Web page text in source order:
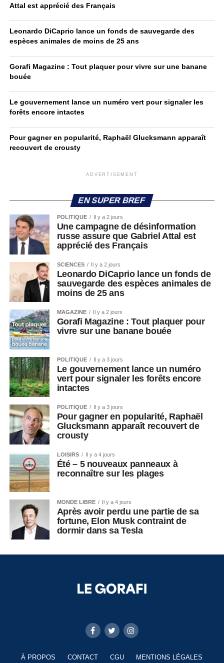
Attal est apprécié des Français
Leonardo DiCaprio lance un fonds de sauvegarde des
espèces animales de moins de 25 ans
Gorafi Magazine : Tout plaquer pour vivre sur une banane
bouée
Le gouvernement lance un numéro vert pour signaler les
forêts encore intactes
Pour gagner en popularité, Raphaël Glucksmann apparaît
recouvert de crousty
ADVERTISEMENT
EN SUPER BREF
POLITIQUE Il y a 2 jours
Une campagne de désinformation
russe assure que Gabriel Attal est
apprécié des Français
SCIENCES Il y a 2 jours
Leonardo DiCaprio lance un fonds de
sauvegarde des espèces animales de
moins de 25 ans
MAGAZINE Il y a 2 jours
Gorafi Magazine : Tout plaquer pour
vivre sur une banane bouée
POLITIQUE Il y a 3 jours
Le gouvernement lance un numéro
vert pour signaler les forêts encore
intactes
POLITIQUE Il y a 3 jours
Pour gagner en popularité, Raphaël
Glucksmann apparaît recouvert de
crousty
LOISIRS Il y a 4 jours
Été – 5 nouveaux panneaux à
reconnaître sur les plages
MONDE LIBRE Il y a 4 jours
Après avoir perdu une partie de sa
fortune, Elon Musk contraint de
dormir dans sa Tesla
À PROPOS CONTACT CGU MENTIONS LÉGALES